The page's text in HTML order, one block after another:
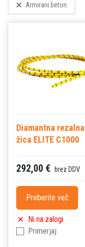
Armirani beton
Diamantna rezalna
žica ELITE C1000
292,00 € brez DDV
Preberite več
Ni na zalogi
Primerjaj